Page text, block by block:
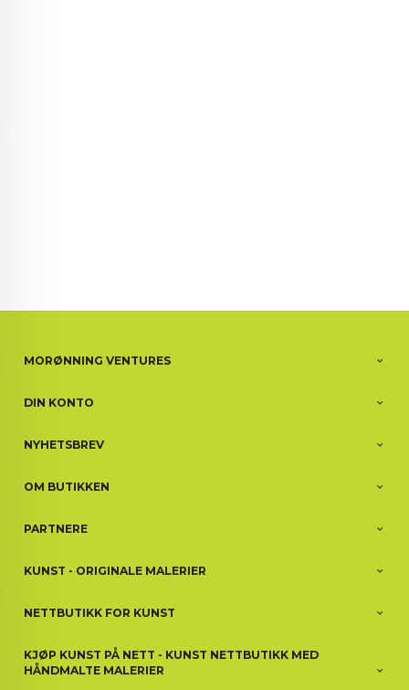
MORØNNING VENTURES
DIN KONTO
NYHETSBREV
OM BUTIKKEN
PARTNERE
KUNST - ORIGINALE MALERIER
NETTBUTIKK FOR KUNST
KJØP KUNST PÅ NETT - KUNST NETTBUTIKK MED
HÅNDMALTE MALERIER